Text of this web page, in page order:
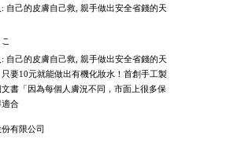
自己的皮膚自己救, 親手做出安全省錢的天
自己的皮膚自己救, 親手做出安全省錢的天
要10元就能做出有機化妝水！首創手工製
書「因為每個人膚況不同，市面上很多保
適合
有限公司